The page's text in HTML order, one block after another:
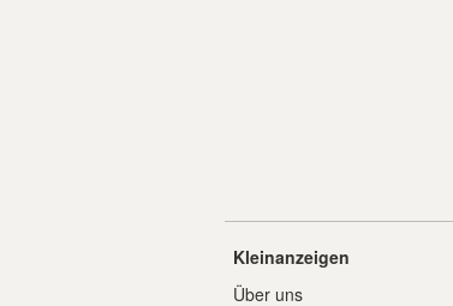
Kleinanzeigen
Über uns